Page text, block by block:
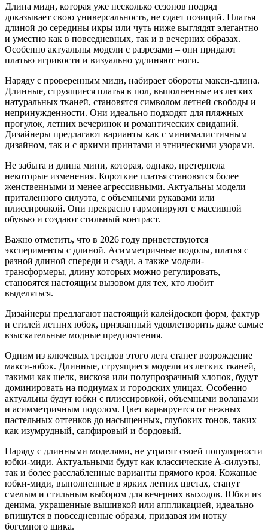
Длина миди, которая уже несколько сезонов подряд
доказывает свою универсальность, не сдает позиций. Платья
длиной до середины икры или чуть ниже выглядят элегантно
и уместно как в повседневных, так и в вечерних образах.
Особенно актуальны модели с разрезами – они придают
платью игривости и визуально удлиняют ноги.
Наряду с проверенным миди, набирает обороты макси-длина.
Длинные, струящиеся платья в пол, выполненные из легких
натуральных тканей, становятся символом летней свободы и
непринужденности. Они идеально подходят для пляжных
прогулок, летних вечеринок и романтических свиданий.
Дизайнеры предлагают варианты как с минималистичным
дизайном, так и с яркими принтами и этническими узорами.
Не забыта и длина мини, которая, однако, претерпела
некоторые изменения. Короткие платья становятся более
женственными и менее агрессивными. Актуальны модели
приталенного силуэта, с объемными рукавами или
плиссировкой. Они прекрасно гармонируют с массивной
обувью и создают стильный контраст.
Важно отметить, что в 2026 году приветствуются
эксперименты с длиной. Асимметричные подолы, платья с
разной длиной спереди и сзади, а также модели-
трансформеры, длину которых можно регулировать,
становятся настоящим вызовом для тех, кто любит
выделяться.
Дизайнеры предлагают настоящий калейдоскоп форм, фактур
и стилей летних юбок, призванный удовлетворить даже самые
взыскательные модные предпочтения.
Одним из ключевых трендов этого лета станет возрождение
макси-юбок. Длинные, струящиеся модели из легких тканей,
такими как шелк, вискоза или полупрозрачный хлопок, будут
доминировать на подиумах и городских улицах. Особенно
актуальны будут юбки с плиссировкой, объемными воланами
и асимметричным подолом. Цвет варьируется от нежных
пастельных оттенков до насыщенных, глубоких тонов, таких
как изумрудный, сапфировый и бордовый.
Наряду с длинными моделями, не утратят своей популярности
юбки-миди. Актуальными будут как классические А-силуэты,
так и более расслабленные варианты прямого кроя. Кожаные
юбки-миди, выполненные в ярких летних цветах, станут
смелым и стильным выбором для вечерних выходов. Юбки из
денима, украшенные вышивкой или аппликацией, идеально
впишутся в повседневные образы, придавая им нотку
богемного шика.